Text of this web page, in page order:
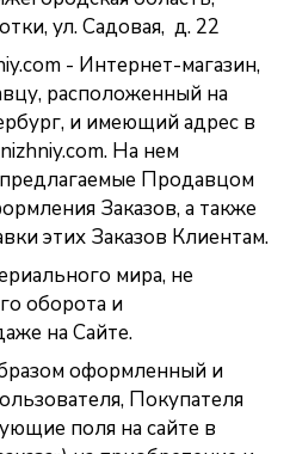
ул. Садовая, д. 22
- Интернет-магазин,
расположенный на
и имеющий адрес в
. На нем
Продавцом
Заказов, а также
этих Заказов Клиентам.
мира, не
оборота и
на Сайте.
оформленный и
Покупателя
поля на сайте в